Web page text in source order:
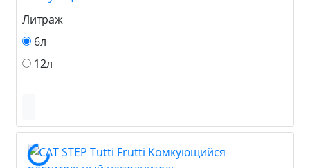
Литраж
6л
12л